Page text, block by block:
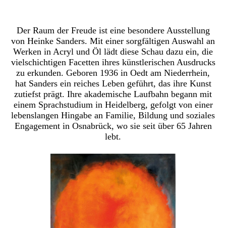
Der Raum der Freude ist eine besondere Ausstellung
von Heinke Sanders. Mit einer sorgfältigen Auswahl an
Werken in Acryl und Öl lädt diese Schau dazu ein, die
vielschichtigen Facetten ihres künstlerischen Ausdrucks
zu erkunden. Geboren 1936 in Oedt am Niederrhein,
hat Sanders ein reiches Leben geführt, das ihre Kunst
zutiefst prägt. Ihre akademische Laufbahn begann mit
einem Sprachstudium in Heidelberg, gefolgt von einer
lebenslangen Hingabe an Familie, Bildung und soziales
Engagement in Osnabrück, wo sie seit über 65 Jahren
lebt.